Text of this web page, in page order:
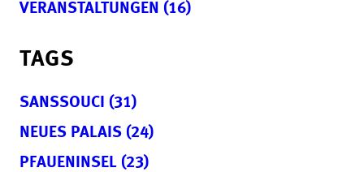
VERANSTALTUNGEN (16)
TAGS
SANSSOUCI (31)
NEUES PALAIS (24)
PFAUENINSEL (23)